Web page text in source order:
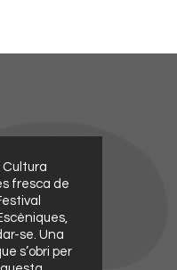
Cultura
fresca de
se. Una
s’obri per